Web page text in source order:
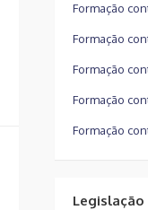
Formação
Formação
Formação
Formação
Formação